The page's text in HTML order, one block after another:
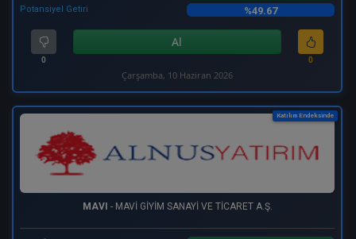
Potansiyel Getiri %49.67
0
Al
0
Çarşamba, 10 Haziran 2026
Katılım Endeksinde
MAVI - MAVİ GİYİM SANAYİ VE TİCARET A.Ş.